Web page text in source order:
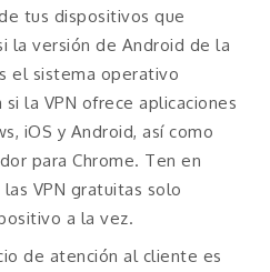
tus dispositivos que
la versión de Android de la
el sistema operativo
la VPN ofrece aplicaciones
iOS y Android, así como
para Chrome. Ten en
VPN gratuitas solo
a la vez.
de atención al cliente es